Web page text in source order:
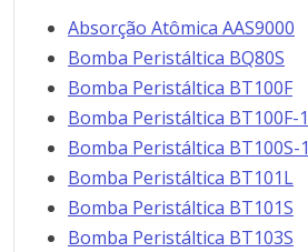
Absorção Atômica AAS9000
Bomba Peristáltica BQ80S
Bomba Peristáltica BT100F
Bomba Peristáltica BT100F-1
Bomba Peristáltica BT100S-1
Bomba Peristáltica BT101L
Bomba Peristáltica BT101S
Bomba Peristáltica BT103S